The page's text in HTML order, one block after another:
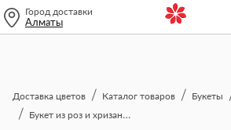
Город доставки
Алматы
Доставка цветов Каталог товаров Букеты
Букет из роз и хризантем “Очаровашка”